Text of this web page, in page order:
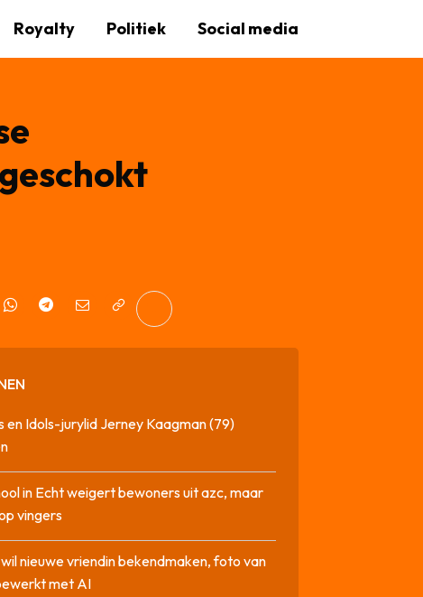
Royalty Politiek Social media
en Idols-jurylid Jerney Kaagman (79)
in Echt weigert bewoners uit azc, maar
vingers
nieuwe vriendin bekendmaken, foto van
met AI